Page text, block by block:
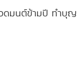
ดมนต์ข้ามปี ทำบุญ